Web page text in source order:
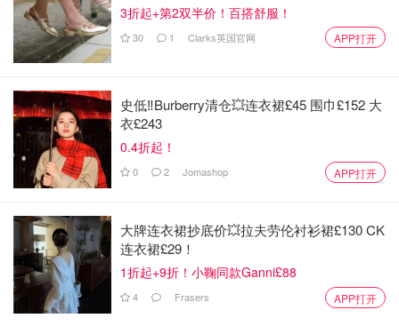
3折起+第2双半价！百搭舒服！
30 1 Clarks英国官网 APP打开
史低‼️Burberry清仓💥连衣裙£45 围巾£152 大
衣£243
0.4折起！
0 2 Jomashop APP打开
大牌连衣裙抄底价💥拉夫劳伦衬衫裙£130 CK
连衣裙£29！
1折起+9折！小鞠同款Ganni£88
4 Frasers APP打开